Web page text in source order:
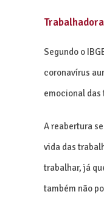
Segundo o
coronavírus
emocional das
A reabertura
vida das
trabalhar, já
também não